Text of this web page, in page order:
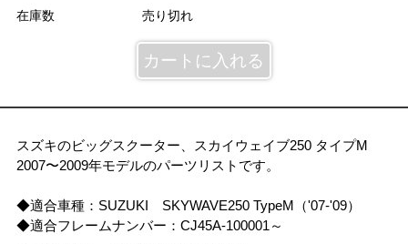
在庫数 売り切れ
スズキのビッグスクーター、スカイウェイブ250 タイプM
2007〜2009年モデルのパーツリストです。
◆適合車種：SUZUKI SKYWAVE250 TypeM（'07-'09）
◆適合フレームナンバー：CJ45A-100001～